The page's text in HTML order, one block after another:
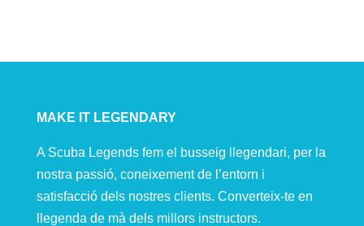
MAKE IT LEGENDARY
A Scuba Legends fem el busseig llegendari, per la
nostra passió, coneixement de l’entorn i
satisfacció dels nostres clients. Converteix-te en
llegenda de mà dels millors instructors.